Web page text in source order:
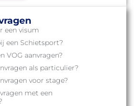
een visum
een Schietsport?
VOG aanvragen?
als particulier?
voor stage?
met een